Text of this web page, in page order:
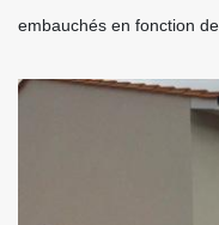
embauchés en fonction